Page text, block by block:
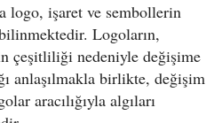
logo, işaret ve sembollerin
Logoların,
çeşitliliği nedeniyle değişime
anlaşılmakla birlikte, değişim
aracılığıyla algıları